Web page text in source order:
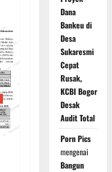
Dana
Bankeu di
Desa
Sukaresmi
Cepat
Rusak,
KCBI Bogor
Desak
Audit Total
Porn Pics
mengenai
Bangun